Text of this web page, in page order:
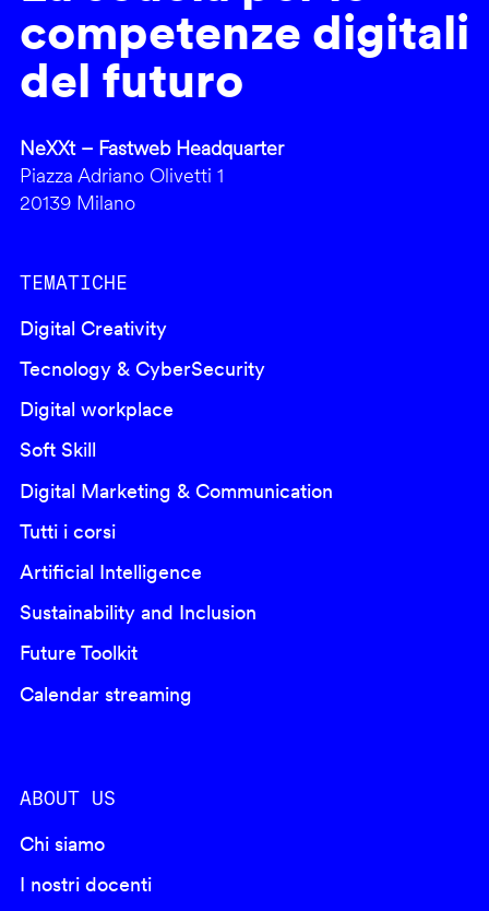
competenze digitali
del futuro
NeXXt – Fastweb Headquarter
Piazza Adriano Olivetti 1
20139 Milano
TEMATICHE
Digital Creativity
Tecnology & CyberSecurity
Digital workplace
Soft Skill
Digital Marketing & Communication
Tutti i corsi
Artificial Intelligence
Sustainability and Inclusion
Future Toolkit
Calendar streaming
ABOUT US
Chi siamo
I nostri docenti